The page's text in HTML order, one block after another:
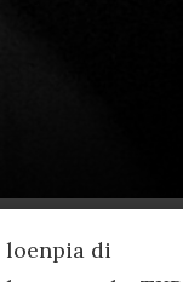
loenpia di